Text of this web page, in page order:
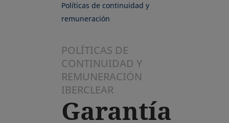
Políticas de continuidad y
remuneración
POLÍTICAS DE
CONTINUIDAD Y
REMUNERACIÓN
IBERCLEAR
Garantía